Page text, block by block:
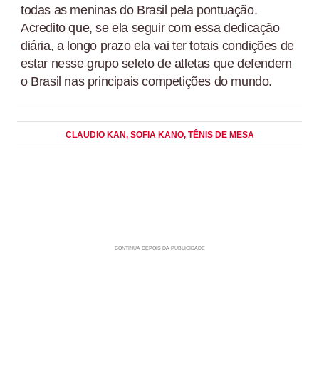
todas as meninas do Brasil pela pontuação.
Acredito que, se ela seguir com essa dedicação
diária, a longo prazo ela vai ter totais condições de
estar nesse grupo seleto de atletas que defendem
o Brasil nas principais competições do mundo.
CLAUDIO KAN, SOFIA KANO, TÊNIS DE MESA